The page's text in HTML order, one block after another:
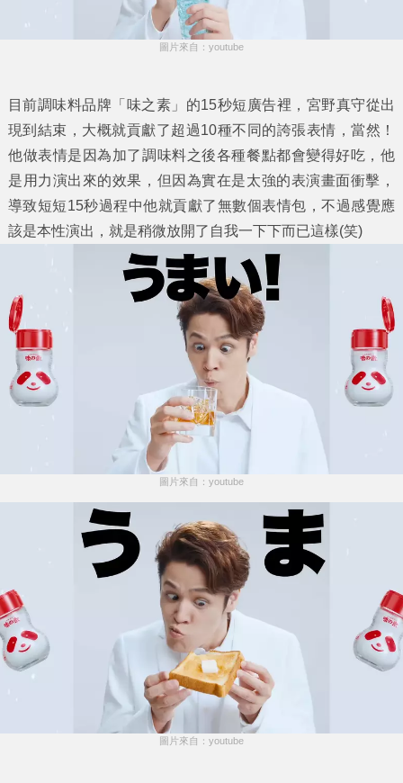
圖片來自：youtube
目前調味料品牌「味之素」的15秒短廣告裡，宮野真守從出
現到結束，大概就貢獻了超過10種不同的誇張表情，當然！
他做表情是因為加了調味料之後各種餐點都會變得好吃，他
是用力演出來的效果，但因為實在是太強的表演畫面衝擊，
導致短短15秒過程中他就貢獻了無數個表情包，不過感覺應
該是本性演出，就是稍微放開了自我一下下而已這樣(笑)
圖片來自：youtube
圖片來自：youtube